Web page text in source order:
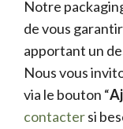
Notre
de vous
apportant un
Nous vous
via le bouton “
contactersi